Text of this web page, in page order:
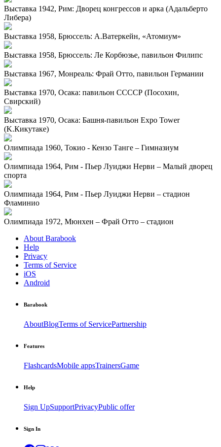
Выставка 1942, Рим: Дворец конгрессов и арка (Адальберто
Либера)
Выставка 1958, Брюссель: А.Ватеркейн, «Атомиум»
Выставка 1958, Брюссель: Ле Корбюзье, павильон Филипс
Выставка 1967, Монреаль: Фрай Отто, павильон Германии
Выставка 1970, Осака: павильон ССССР (Посохин,
Свирский)
Выставка 1970, Осака: Башня-павильон Expo Tower
(K.Кикутаке)
Олимпиада 1960, Токио - Кензо Танге – Гимназиум
Олимпиада 1964, Рим - Пьер Луиджи Нерви – Малый дворец
спорта
Олимпиада 1964, Рим - Пьер Луиджи Нерви – стадион
Фламинио
Олимпиада 1972, Мюнхен – Фрай Отто – стадион
About Barabook
Help
Privacy
Terms of Service
iOS
Android
Barabook
AboutBlogTerms of ServicePartnership
Features
FlashcardsMobile appsTrainersGame
Help
Sign UpSupportPrivacyPublic offer
Sign In